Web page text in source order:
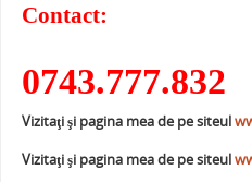
Contact:
0743.777.832
Vizitaţi şi pagina mea de pe siteul
Vizitaţi şi pagina mea de pe siteul